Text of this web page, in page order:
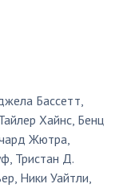
Бассетт,
Хайнс, Бенц
Жютра,
, Тристан Д.
, Ники Уайтли,